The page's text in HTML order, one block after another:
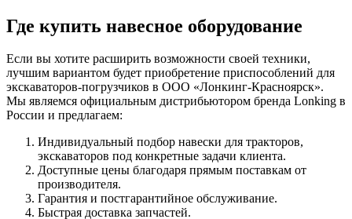
Где купить навесное оборудование
Если вы хотите расширить возможности своей техники,
лучшим вариантом будет приобретение приспособлений для
экскаваторов-погрузчиков в ООО «Лонкинг-Красноярск».
Мы являемся официальным дистрибьютором бренда Lonking в
России и предлагаем:
Индивидуальный подбор навески для тракторов,
экскаваторов под конкретные задачи клиента.
Доступные цены благодаря прямым поставкам от
производителя.
Гарантия и постгарантийное обслуживание.
Быстрая доставка запчастей.